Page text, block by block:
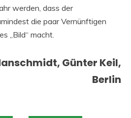
werden, dass der
die paar Vernünftigen
„Bild“ macht.
Günter Keil,
Berlin